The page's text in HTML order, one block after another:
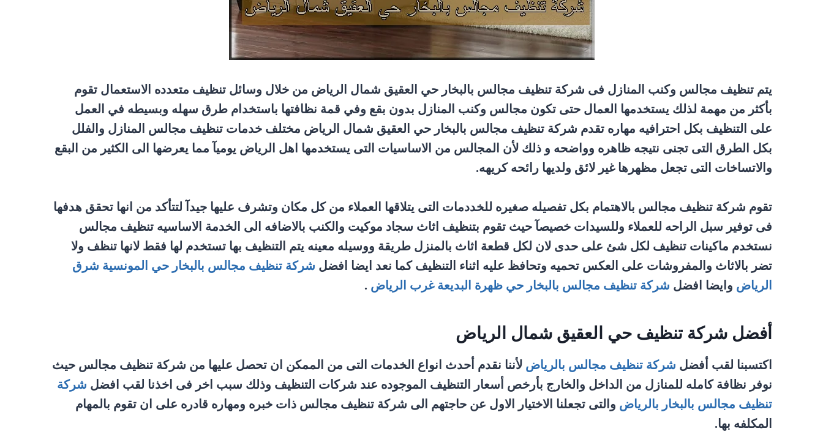
يتم تنظيف مجالس وكنب المنازل فى شركة تنظيف مجالس بالبخار حي العقيق شمال الرياض من خلال وسائل تنظيف متعدده الاستعمال تقوم
بأكثر من مهمة لذلك يستخدمها العمال حتى تكون مجالس وكنب المنازل بدون بقع وفي قمة نظافتها باستخدام طرق سهله وبسيطه في العمل
على التنظيف بكل احترافيه مهاره تقدم شركة تنظيف مجالس بالبخار حي العقيق شمال الرياض مختلف خدمات تنظيف مجالس المنازل والفلل
بكل الطرق التى تجنى نتيجه ظاهره وواضحه و ذلك لأن المجالس من الاساسيات التى يستخدمها اهل الرياض يوميآ مما يعرضها الى الكثير من البقع
والاتساخات التى تجعل مظهرها غير لائق ولديها رائحه كريهه.
تقوم شركة تنظيف مجالس بالاهتمام بكل تفصيله صغيره للخددمات التى يتلاقها العملاء من كل مكان وتشرف عليها جيدآ لتتأكد من انها تحقق هدفها
فى توفير سبل الراحه للعملاء وللسيدات خصيصآ حيث تقوم بتنظيف اثاث سجاد موكيت والكنب بالاضافه الى الخدمة الاساسيه تنظيف مجالس
نستخدم ماكينات تنظيف لكل شئ على حدى لان لكل قطعة اثاث بالمنزل طريقة ووسيله معينه يتم التنظيف بها تستخدم لها فقط لانها تنظف ولا
تضر بالاثاث والمفروشات على العكس تحميه وتحافظ عليه اثناء التنظيف كما نعد ايضا افضل شركة تنظيف مجالس بالبخار حي المونسية شرق
الرياض وايضا افضل شركة تنظيف مجالس بالبخار حي ظهرة البديعة غرب الرياض .
أفضل شركة تنظيف حي العقيق شمال الرياض
اكتسبنا لقب أفضل شركة تنظيف مجالس بالرياض لأننا نقدم أحدث انواع الخدمات التى من الممكن ان تحصل عليها من شركة تنظيف مجالس حيث
نوفر نظافة كامله للمنازل من الداخل والخارج بأرخص أسعار التنظيف الموجوده عند شركات التنظيف وذلك سبب اخر فى اخذنا لقب افضل شركة
تنظيف مجالس بالبخار بالرياض والتى تجعلنا الاختيار الاول عن حاجتهم الى شركة تنظيف مجالس ذات خبره ومهاره قادره على ان تقوم بالمهام
المكلفه بها.